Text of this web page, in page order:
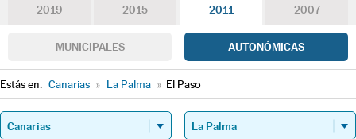
2019 2015 2011 2007
MUNICIPALES AUTONÓMICAS
Estás en: Canarias » La Palma » El Paso